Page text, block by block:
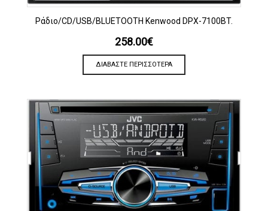
Ράδιο/CD/USB/BLUETOOTH Kenwood DPX-7100BT.
258.00€
ΔΙΑΒΆΣΤΕ ΠΕΡΙΣΣΌΤΕΡΑ